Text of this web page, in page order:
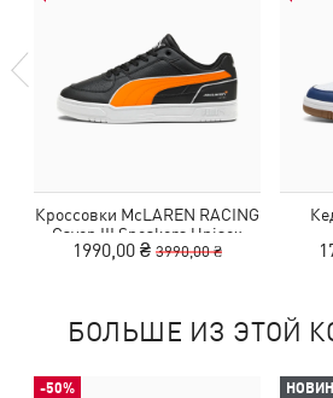
Кроссовки McLAREN RACING
Caven III Sneakers Unisex
1990,00 ₴ 3990,00 ₴
БОЛЬШЕ ИЗ ЭТОЙ
-50%